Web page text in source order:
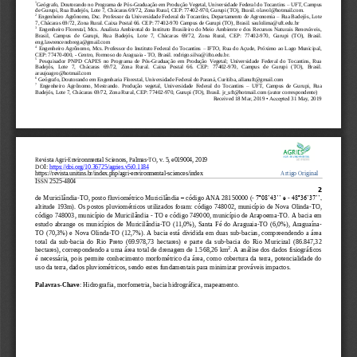
Received 18 Mar, 2019• Accepted 31 May, 2019
1Geógrafo, Doutorando no Programa de Pós- Graduação em Produção Vegetal, Universidade Federal do Tocantins
UFT, Campus
de Gurupi, Rua Badejós, Lote 7, Chácaras 69/72, Zona Rural, CEP: 77402 970, Gurupi (TO), Brasil. olavol@hotmail.com
2 Engenheiro Agrônomo, Dsc. Professor da Universidade Federal do Tocantins, Departamento de Agronomia
Rua Badejós, Lote
7, Chácaras 69/72, Zona Rural. Caixa Postal 66. CEP: 77402 -970 Campus de Gurupi (TO), Brasil. saulolima@uft.edu.br
3 Engenheiro Florestal,  Mcs. Analista  Ambiental do Instituto Brasileiro do Meio Ambiente  e  dos Recursos Naturais Renováveis,
Brasil,  Campus  de  Gurupi,  Rua  Badejós,  Lote  7,  Chácaras  69/72,  Zona  Rural,  CEP:  77402 -970,  Gurupi  (TO),  Brasil.
eng.lawrencenobrega@gmail.com
4 Engenheiro Agrônomo, Mcs. Professor do Instituto Federal do Tocantins
IFTO, Rua do Açude, Próximo ao Lago Municipal,
CEP: 77470- 000, Centro, Formoso do Araguaia TO, Brasil. rodrigo.silva@ifto.edu.br.
5 Pesquisador  PNPD  CAPES  no  Programa  de  Pós -Graduação  em  Produção  Vegetal;  Universidade  Federal  do  Tocantins,  Rua
Badejós,   Lote   7,   Chácaras   69/72,   Zona   Rural.   Caixa   Postal   66.   CEP:   77402 -970,   Campus   de   Gurupi   (TO),   Brasil.
araujoagro@hotmail.com
6 Geógrafo, Doutorando em Engenharia Florestal, Universidade Federal do Paraná, Curitiba, allanuft@gmail.com
7 Engenheiro  Agrônomo,  Mestrando.  Produção  vegetal,  Universidade  Federal  do  Tocantins UFT,  Campus  de  Gurupi,
Rua
Badejós, Lote 7, Chácaras 69/72, Zona Rural, CEP: 77402 970, Gurupi (TO), Brasil. jr_uft@hotmail.com (autor correspondente)
Revista Agri-Environmental Sciences, Palmas-TO, v. 5, e019004, 2019
DOI: https://doi.org/10.36725/agries.v5i0.1184
https://revista.unitins.br/index.php/agri-environmental-sciences/index Artigo Original
ISSN 2525-4804
2
de Muricilândia-TO, posto fluviométrico Muricilândia – código ANA 28150000 (- 7º08‟43‟‟ e - 48º36‟37‟‟,
altitude 193m). Os postos pluviométricos utilizados foram: código 748002, município de Nova Olinda-TO,
código 748003, município de Muricilândia - TO e código 749000, município de Arapoema-TO. A bacia em
estudo  abrange  os  municípios  de  Muricilândia-TO  (11,0%),  Santa  Fé  do  Araguaia-TO  (6,0%),  Araguaína-
TO  (70,3%)  e  Nova  Olinda-TO  (12,7%).  A  bacia  está  dividida  em  duas  sub-bacias,  compreendendo  a  área
total  da  sub-bacia  do  Rio  Preto  (69.978,73  hectares)  e  parte  da  sub-bacia  do  Rio  Muricizal  (86.847,32
hectares), correspondendo a uma área total de drenagem de 1.568,26 km2 . A análise dos dados fisiográficos
é  necessária,  pois  permite  conhecimento  morfométrico  da  área,  como  cobertura  da  terra,  potencialidade  do
uso da terra, dados pluviométricos, sendo estes fundamentais para minimizar prováveis impactos.
Palavras- Chave: Hidrografia , morfometria, bacia hidrográfica, mapeamento.